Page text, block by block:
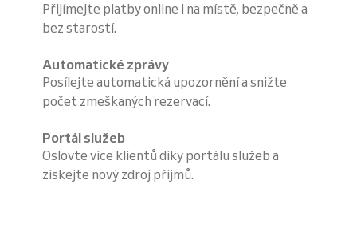
Přijímejte platby online i na místě, bezpečně a
bez starostí.
Automatické zprávy
Posílejte automatická upozornění a snižte
počet zmeškaných rezervací.
Portál služeb
Oslovte více klientů díky portálu služeb a
získejte nový zdroj příjmů.